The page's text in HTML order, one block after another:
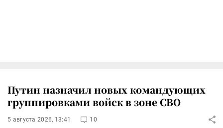
Путин назначил новых командующих
группировками войск в зоне СВО
5 августа 2026, 13:41 10